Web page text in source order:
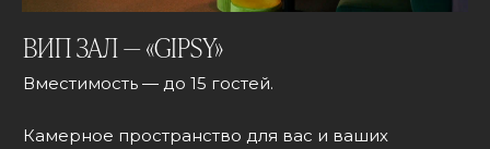
ВИП ЗАЛ — «GIPSY»
Камерное пространство для вас и ваших
Вместимость — до 15 гостей.